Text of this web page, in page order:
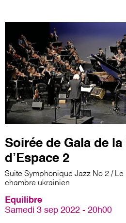
Soirée de Gala de
d’Espace 2
Suite Symphonique Jazz No 2 /
chambre ukrainien
Equilibre
Samedi 3 sep 2022 - 20h00